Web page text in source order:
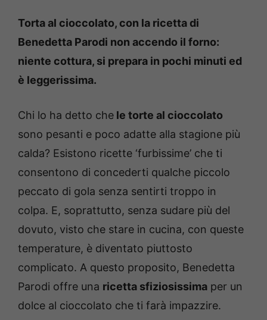
Torta al cioccolato, con la ricetta di
Benedetta Parodi non accendo il forno:
niente cottura, si prepara in pochi minuti ed
è leggerissima.
Chi lo ha detto che le torte al cioccolato
sono pesanti e poco adatte alla stagione più
calda? Esistono ricette ‘furbissime’ che ti
consentono di concederti qualche piccolo
peccato di gola senza sentirti troppo in
colpa. E, soprattutto, senza sudare più del
dovuto, visto che stare in cucina, con queste
temperature, è diventato piuttosto
complicato. A questo proposito, Benedetta
Parodi offre una ricetta sfiziosissima per un
dolce al cioccolato che ti farà impazzire.